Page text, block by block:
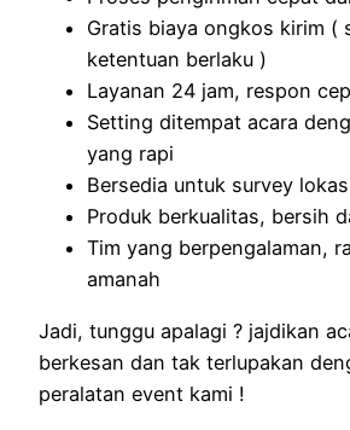
Gratis biaya ongkos kirim (
ketentuan berlaku )
Layanan 24 jam, respon
Setting ditempat acara
yang rapi
Bersedia untuk survey
Produk berkualitas, bersih
Tim yang berpengalaman,
amanah
Jadi, tunggu apalagi ? jajdikan
berkesan dan tak terlupakan
peralatan event kami !